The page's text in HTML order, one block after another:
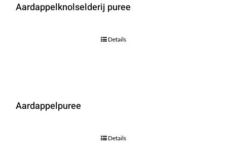
Aardappelknolselderij puree
Details
Aardappelpuree
Details